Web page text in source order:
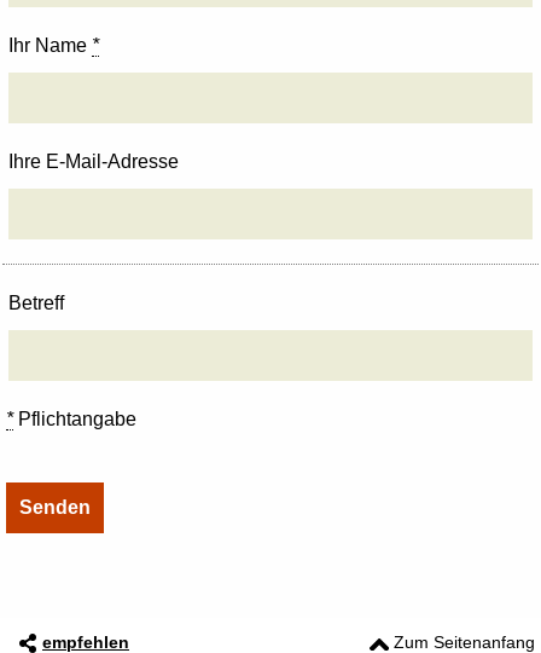
Ihr Name *
Ihre E-Mail-Adresse
Betreff
*Pflichtangabe
empfehlen Zum Seitenanfang